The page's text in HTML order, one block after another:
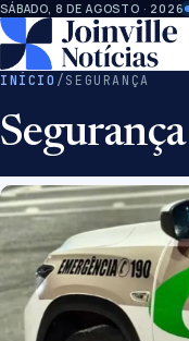
SÁBADO, 8 DE AGOSTO · 2026
INÍCIO / SEGURANÇA
Segurança